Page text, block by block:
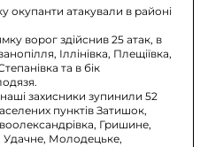
окупанти атакували в районі
ворог здійснив 25 атак, в
Іллінівка, Плещіївка,
та в бік
захисники зупинили 52
пунктів Затишок,
Гришине,
Удачне, Молодецьке,